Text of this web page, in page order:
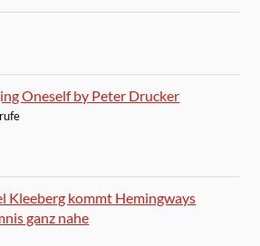
Oneself by Peter Drucker
Kleeberg kommt Hemingways
ganz nahe